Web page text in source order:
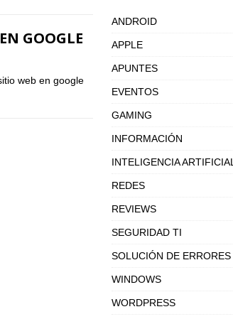
GOOGLE
web en google
ANDROID
APPLE
APUNTES
EVENTOS
GAMING
INFORMACIÓN
INTELIGENCIA ARTIFICIAL
REDES
REVIEWS
SEGURIDAD TI
SOLUCIÓN DE ERRORES
WINDOWS
WORDPRESS